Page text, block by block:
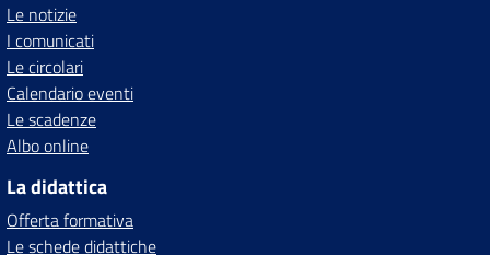
Le notizie
I comunicati
Le circolari
Calendario eventi
Le scadenze
Albo online
La didattica
Offerta formativa
Le schede didattiche